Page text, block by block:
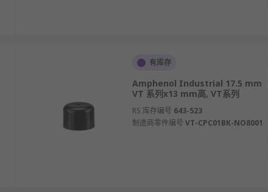
有库存
Amphenol Industrial 17.5 mm
VT 系列x13 mm高, VT系列
RS 库存编号 643-523
制造商零件编号 VT-CPC01BK-NO8001